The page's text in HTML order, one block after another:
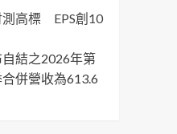
測高標 EPS創10
結之2026年第
併營收為613.6